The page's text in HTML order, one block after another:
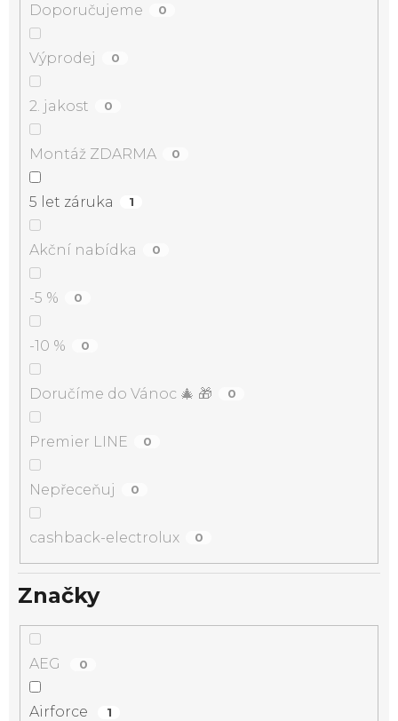
Doporučujeme 0
Výprodej 0
2. jakost 0
Montáž ZDARMA 0
5 let záruka 1
Akční nabídka 0
-5 % 0
-10 % 0
Doručíme do Vánoc 🎄 🎁 0
Premier LINE 0
Nepřeceňuj 0
cashback-electrolux 0
Značky
AEG 0
Airforce 1